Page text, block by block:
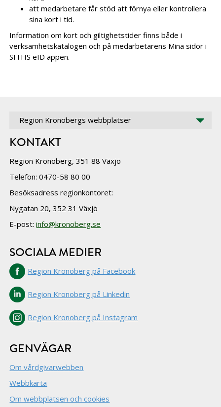
att medarbetare får stöd att förnya eller kontrollera
sina kort i tid.
Information om kort och giltighetstider finns både i
verksamhetskatalogen och på medarbetarens Mina sidor i
SITHS eID appen.
Region Kronobergs webbplatser
KONTAKT
Region Kronoberg, 351 88 Växjö
Telefon: 0470-58 80 00
Besöksadress regionkontoret:
Nygatan 20, 352 31 Växjö
E-post:info@kronoberg.se
SOCIALA MEDIER
Region Kronoberg på Facebook
Region Kronoberg på Linkedin
Region Kronoberg på Instagram
GENVÄGAR
Om vårdgivarwebben
Webbkarta
Om webbplatsen och cookies